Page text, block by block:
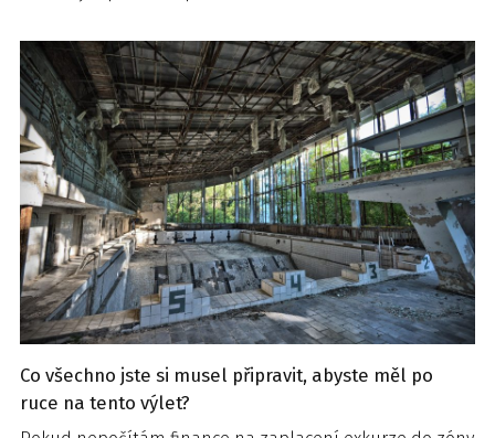
Co všechno jste si musel připravit, abyste měl po
ruce na tento výlet?